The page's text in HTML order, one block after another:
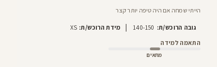
הייתי שמחה אם היה טיפה יותר קצר
גובה הרוכש/ת: 140-150 מידת הרוכש/ת: XS
התאמה למידה
מתאים